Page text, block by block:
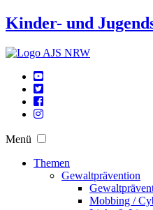
Kinder- und
Menü
Themen
Gewaltprävention
Mobbing /